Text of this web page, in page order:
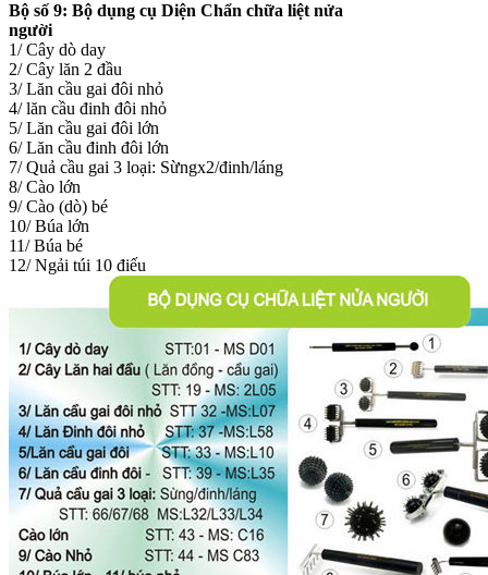
Bộ số 9: Bộ dụng cụ Diện Chẩn chữa liệt nửa
người
1/ Cây dò day
2/ Cây lăn 2 đầu
3/ Lăn cầu gai đôi nhỏ
4/ lăn cầu đinh đôi nhỏ
5/ Lăn cầu gai đôi lớn
6/ Lăn cầu đinh đôi lớn
7/ Quả cầu gai 3 loại: Sừngx2/đinh/láng
8/ Cào lớn
9/ Cào (dò) bé
10/ Búa lớn
11/ Búa bé
12/ Ngải túi 10 điếu